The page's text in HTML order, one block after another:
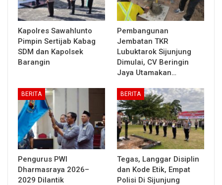
Kapolres Sawahlunto
Pimpin Sertijab Kabag
SDM dan Kapolsek
Barangin
Pembangunan
Jembatan TKR
Lubuktarok Sijunjung
Dimulai, CV Beringin
Jaya Utamakan…
BERITA
Pengurus PWI
Dharmasraya 2026–
2029 Dilantik
BERITA
Tegas, Langgar Disiplin
dan Kode Etik, Empat
Polisi Di Sijunjung